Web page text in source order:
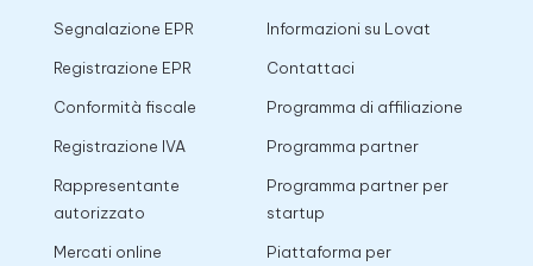
Segnalazione EPR
Registrazione EPR
Conformità fiscale
Registrazione IVA
Rappresentante
autorizzato
Mercati online
Informazioni su Lovat
Contattaci
Programma di affiliazione
Programma partner
Programma partner per
startup
Piattaforma per